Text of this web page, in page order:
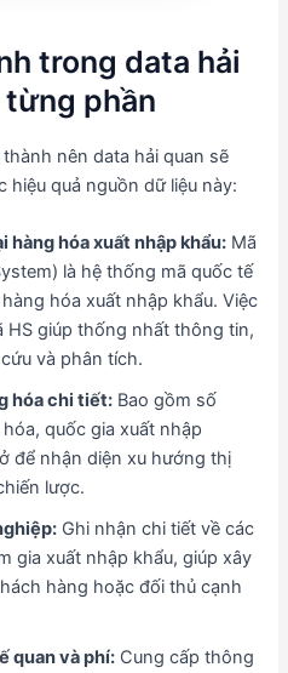
trong data hải
từng phần
nên data hải quan sẽ
hiệu quả nguồn dữ liệu này:
hàng hóa xuất nhập khẩu: Mã
là hệ thống mã quốc tế
hóa xuất nhập khẩu. Việc
HS giúp thống nhất thông tin,
và phân tích.
hóa chi tiết: Bao gồm số
quốc gia xuất nhập
để nhận diện xu hướng thị
lược.
Ghi nhận chi tiết về các
gia xuất nhập khẩu, giúp xây
hàng hoặc đối thủ cạnh
quan và phí: Cung cấp thông